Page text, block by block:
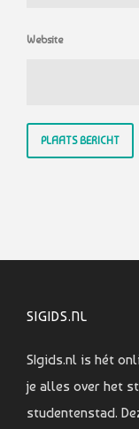
Website
SIGIDS.NL
SIgids.nl is hét
je alles over het
studentenstad.